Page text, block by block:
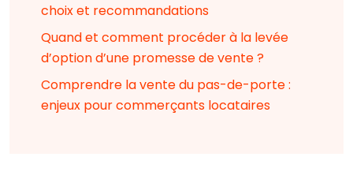
choix et recommandations
Quand et comment procéder à la levée
d’option d’une promesse de vente ?
Comprendre la vente du pas-de-porte :
enjeux pour commerçants locataires